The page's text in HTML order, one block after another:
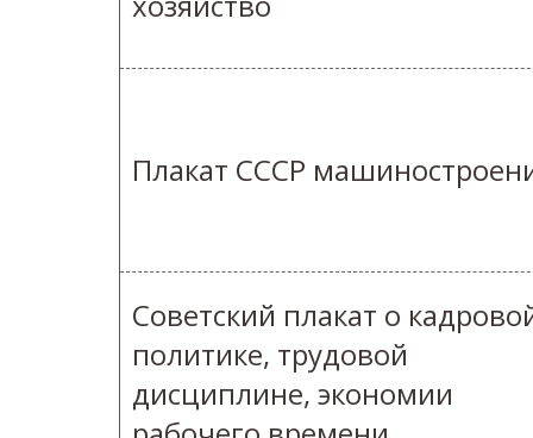
Плакат СССР
Советский плакат о
политике, трудовой
дисциплине, экономии